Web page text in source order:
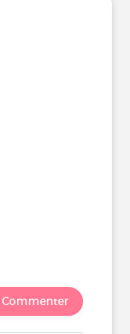
Commenter